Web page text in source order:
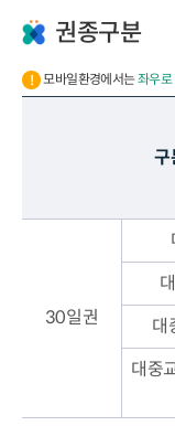
권종구분
모바일환경에서는좌우로
구
30일권 대
대중